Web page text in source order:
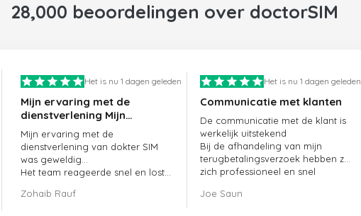
28,000 beoordelingen over doctorSIM
Het is nu 1 dagen geleden
Mijn ervaring met de
dienstverlening Mijn
ervaring met de
dienstverlening van
doctorSIM was geweldig.
Mijn ervaring met de
dienstverlening van dokter SIM
was geweldig...
Het team reageerde snel en loste
meteen op.
Zohaib Rauf
Het is nu 1 dagen geleden
Communicatie met klanten
De communicatie met de klant is
werkelijk uitstekend
Bij de afhandeling van mijn
terugbetalingsverzoek hebben ze
zich professioneel en snel
opgelost
Joe Saun